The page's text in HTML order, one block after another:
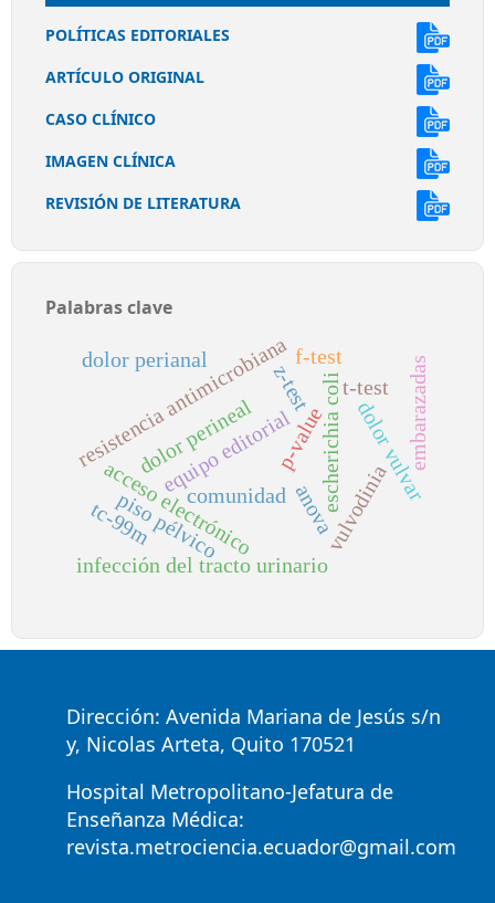
POLÍTICAS EDITORIALES
ARTÍCULO ORIGINAL
CASO CLÍNICO
IMAGEN CLÍNICA
REVISIÓN DE LITERATURA
Palabras clave
equipo editorial
acceso electrónico
infección del tracto urinario
comunidad escherichia coli
resistencia antimicrobiana
dolor perineal
vulvodinia
dolor vulvar
dolor perianal
piso pélvico
p-value
z-test t-test
anova
f-test embarazadas
tc-99m
Dirección: Avenida Mariana de Jesús s/n
y, Nicolas Arteta, Quito 170521
Hospital Metropolitano-Jefatura de
Enseñanza Médica:
revista.metrociencia.ecuador@gmail.com